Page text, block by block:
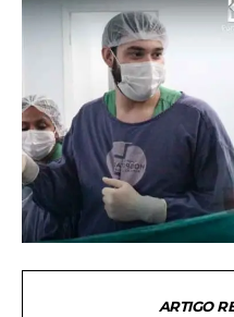
ARTIGO